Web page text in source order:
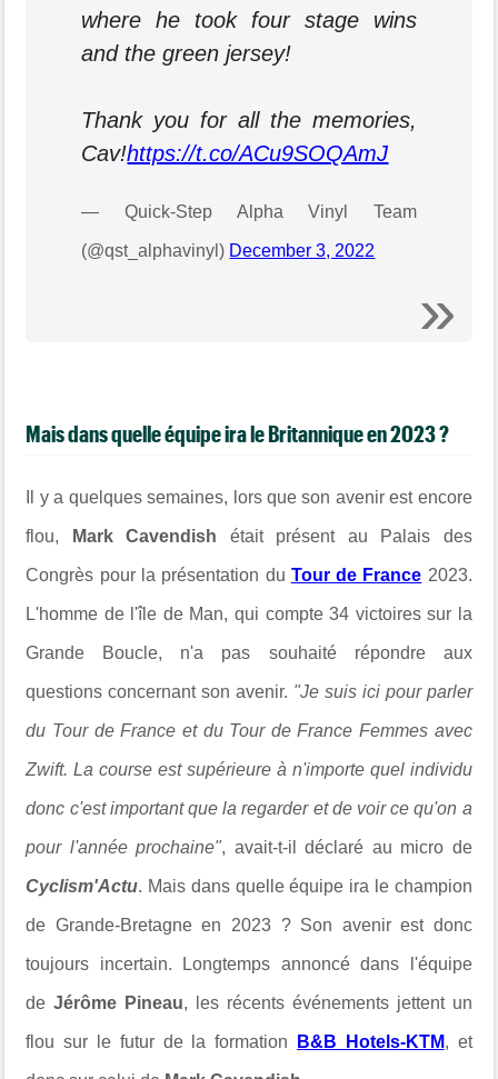
where he took four stage wins
and the green jersey!
Thank you for all the memories,
Cav!https://t.co/ACu9SOQAmJ
— Quick-Step Alpha Vinyl Team
(@qst_alphavinyl) December 3, 2022
Mais dans quelle équipe ira le Britannique en 2023 ?
Il y a quelques semaines, lors que son avenir est encore
flou, Mark Cavendish était présent au Palais des
Congrès pour la présentation du Tour de France 2023.
L'homme de l'île de Man, qui compte 34 victoires sur la
Grande Boucle, n'a pas souhaité répondre aux
questions concernant son avenir. "Je suis ici pour parler
du Tour de France et du Tour de France Femmes avec
Zwift. La course est supérieure à n'importe quel individu
donc c'est important que la regarder et de voir ce qu'on a
pour l'année prochaine", avait-t-il déclaré au micro de
Cyclism'Actu. Mais dans quelle équipe ira le champion
de Grande-Bretagne en 2023 ? Son avenir est donc
toujours incertain. Longtemps annoncé dans l'équipe
deJérôme Pineau, les récents événements jettent un
flou sur le futur de la formation B&B Hotels-KTM, et